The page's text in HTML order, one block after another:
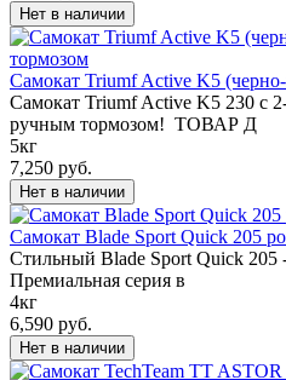
Cамокат Triumf Active K5
Самокат Triumf Active K5 230 c
ручным тормозом! ТОВАР Д
5кг
7,250 руб.
Самокат Blade Sport Quick 205
Стильный Blade Sport Quick 205
Премиальная серия в
4кг
6,590 руб.